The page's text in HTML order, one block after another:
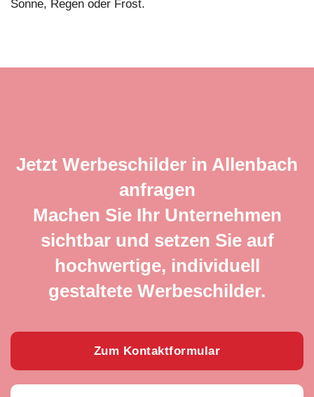
Sonne, Regen oder Frost.
Jetzt Werbeschilder in Allenbach
anfragen
Machen Sie Ihr Unternehmen
sichtbar und setzen Sie auf
hochwertige, individuell
gestaltete Werbeschilder.
Zum Kontaktformular